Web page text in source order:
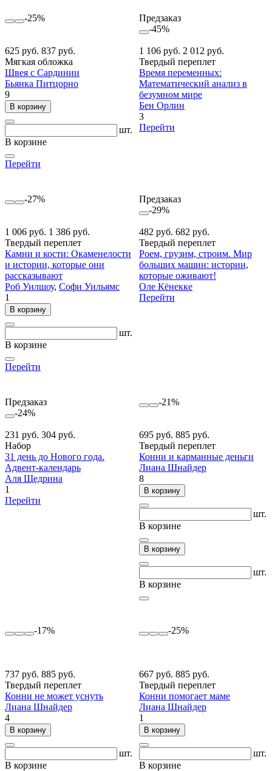
-25%
625 руб. 837 руб.
Мягкая обложка
Швея с Сардинии
Бьянка Питцорно
9
В корзину
шт.
В корзине
Перейти
Предзаказ
-45%
1 106 руб. 2 012 руб.
Твердый переплет
Время переменных:
Математический анализ в
безумном мире
Бен Орлин
3
Перейти
-27%
1 006 руб. 1 386 руб.
Твердый переплет
Камни и кости: Окаменелости
и истории, которые они
рассказывают
Роб Уилшоу, Софи Уильямс
1
В корзину
шт.
В корзине
Перейти
Предзаказ
-29%
482 руб. 682 руб.
Твердый переплет
Роем, грузим, строим. Мир
больших машин: истории,
которые оживают!
Оле Кёнекке
Перейти
Предзаказ
-24%
231 руб. 304 руб.
Набор
31 день до Нового года.
Адвент-календарь
Аля Щедрина
1
Перейти
-21%
695 руб. 885 руб.
Твердый переплет
Конни и карманные деньги
Лиана Шнайдер
8
В корзину
шт.
В корзине
В корзину
шт.
В корзине
-17%
737 руб. 885 руб.
Твердый переплет
Конни не может уснуть
Лиана Шнайдер
4
В корзину
шт.
В корзине
-25%
667 руб. 885 руб.
Твердый переплет
Конни помогает маме
Лиана Шнайдер
1
В корзину
шт.
В корзине